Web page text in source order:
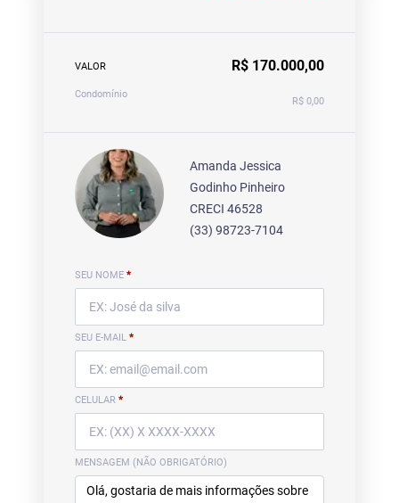
VALOR R$ 170.000,00
Condomínio
R$ 0,00
Amanda Jessica
Godinho Pinheiro
CRECI 46528
(33) 98723-7104
SEU NOME *
SEU E-MAIL *
CELULAR *
MENSAGEM (NÃO OBRIGATÓRIO)